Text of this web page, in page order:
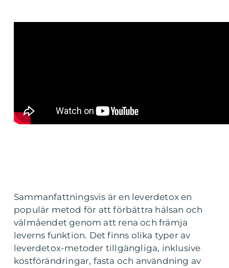
Sammanfattningsvis är en leverdetox en
populär metod för att förbättra hälsan och
välmåendet genom att rena och främja
leverns funktion. Det finns olika typer av
leverdetox-metoder tillgängliga, inklusive
kostförändringar, fasta och användning av